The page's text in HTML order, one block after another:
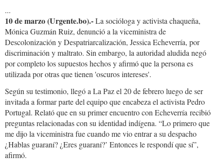
...
10 de marzo (Urgente.bo).-La socióloga y activista chaqueña,
Mónica Guzmán Ruiz, denunció a la viceministra de
Descolonización y Despatriarcalización, Jessica Echeverría, por
discriminación y maltrato. Sin embargo, la autoridad aludida negó
por completo los supuestos hechos y afirmó que la persona es
utilizada por otras que tienen 'oscuros intereses'.
Según su testimonio, llegó a La Paz el 20 de febrero luego de ser
invitada a formar parte del equipo que encabeza el activista Pedro
Portugal. Relató que en su primer encuentro con Echeverría recibió
preguntas relacionadas con su identidad indígena. “Lo primero que
me dijo la viceministra fue cuando me vio entrar a su despacho
¿Hablas guaraní? ¿Eres guaraní?’ Entonces le respondí que sí”,
afirmó.